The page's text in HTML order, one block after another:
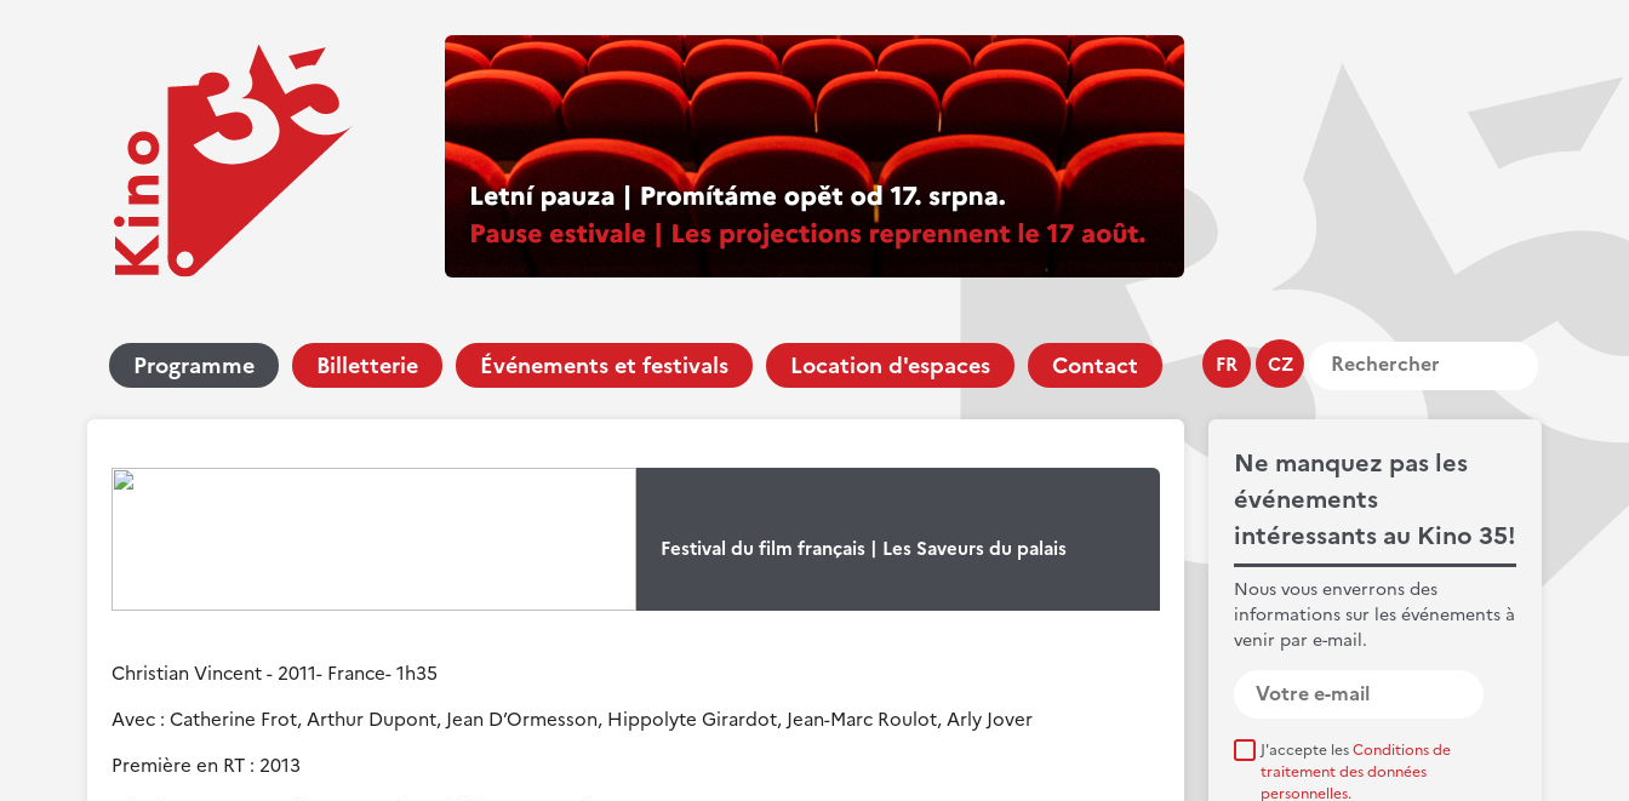
FR CZ
Programme Billetterie Événements et festivals Location d'espaces Contact
Ne manquez pas les
événements
intéressants au Kino 35!
Nous vous enverrons des
informations sur les événements à
venir par e-mail.
J'accepte lesConditions de
traitement des données
personnelles.
Festival du film français | Les Saveurs du palais
Christian Vincent - 2011- France- 1h35
Avec : Catherine Frot, Arthur Dupont, Jean D’Ormesson, Hippolyte Girardot, Jean-Marc Roulot, Arly Jover
Première en RT : 2013